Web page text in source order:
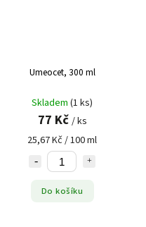
Umeocet, 300 ml
Skladem (1 ks)
77 Kč / ks
25,67 Kč / 100 ml
Do košíku